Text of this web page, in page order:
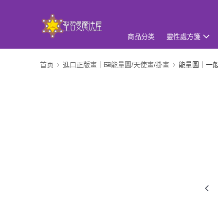
商品分类 靈性處方箋
首页 進口正版畫｜🖼️能量圖/天使畫/掛畫 能量圖｜一